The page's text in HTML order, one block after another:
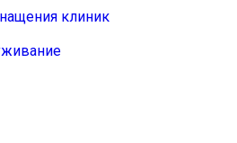
клиник